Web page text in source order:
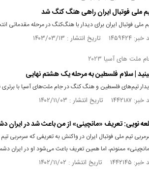
ملی فوتبال ایران راهی هنگ کنگ شد
ملی فوتبال ایران برای دیدار با هنگ‌کنگ در مرحله مقدماتی انتخابی جام جهانی
تاریخ انتشار : ۱۴۰۳/۰۳/۱۳
ملت‌ های آسیا ۲۰۲۳
| سلام فلسطین به مرحله یک هشتم نهایی
تیم‌های فلسطین و هنگ کنگ در جام ملت‌های آسیا با برتری
تاریخ انتشار : ۱۴۰۲/۱۱/۰۳
نویی: تعریف «مانچینی» از من باعث شد در ایران
تیم ملی فوتبال ایران در واکنش به تعریفی که سرمربی
ممنونم، اما همین تعریف باعث می‌شود او در ایران
تاریخ انتشار : ۱۴۰۲/۱۱/۰۲